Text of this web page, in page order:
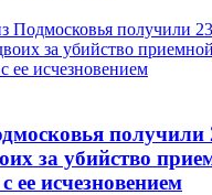
получили
за убийство
ее исчезновением